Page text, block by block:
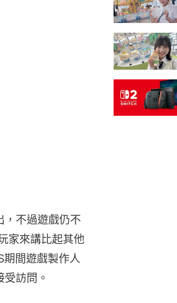
，不過遊戲仍不
家來講比起其他
期間遊戲製作人
訪問。